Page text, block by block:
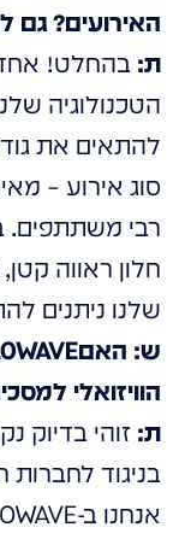
האירועים? גם
ת: בהחלט! אחד
הטכנולוגיה
להתאים את
סוג אירוע –
רבי משתתפים.
חלון ראווה
שלנו ניתנים
הוויזואלי
ת: זוהי בדיוק
בניגוד